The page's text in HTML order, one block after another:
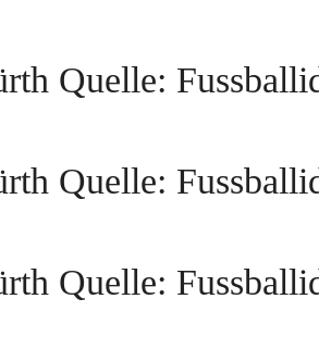
Quelle:
Quelle:
Quelle: